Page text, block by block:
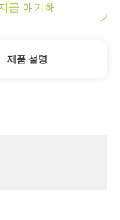
금 얘기해
제품 설명